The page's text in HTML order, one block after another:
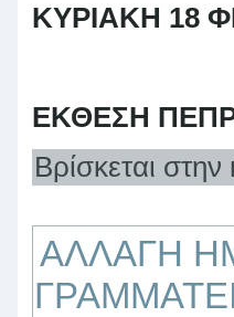
ΚΥΡΙΑΚΗ 18
ΕΚΘΕΣΗ
Βρίσκεται στην
ΑΛΛΑΓΗ